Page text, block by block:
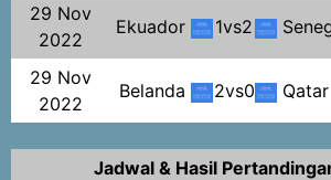
29 Nov
2022
Ekuador 1vs2
29 Nov
2022
Belanda 2vs0 Qatar
Jadwal & Hasil